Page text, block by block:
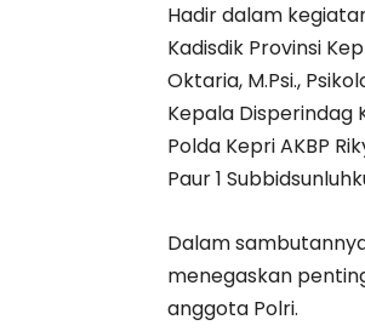
Hadir dalam
Kadisdik Provinsi
Oktaria, M.Psi.,
Kepala Disperindag
Polda Kepri AKBP
Paur 1
Dalam sambutannya
menegaskan
anggota Polri.